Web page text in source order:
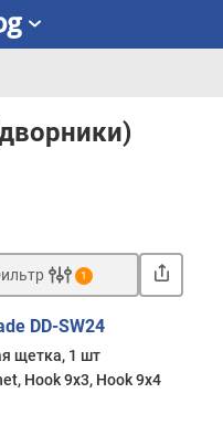
1
DD-SW24
щетка, 1 шт
Hook 9x3, Hook 9x4